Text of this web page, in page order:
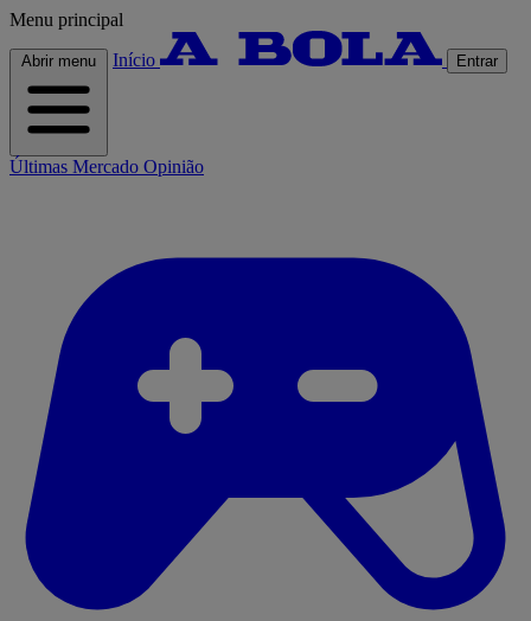
Menu principal
Abrir menu Início Entrar
Últimas Mercado Opinião